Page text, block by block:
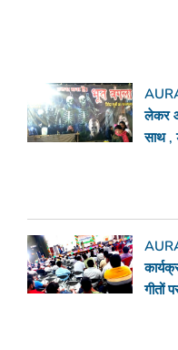
लेकर
साथ ,
गीतों